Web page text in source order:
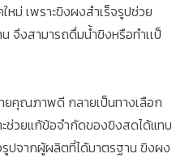
ม่ เพราะขิงผงสำเร็จรูปช่วย
น จึงสามารถดื่มน้ำขิงหรือทำเเป็
คุณภาพดี กลายเป็นทางเลือก
วยแก้ข้อจำกัดของขิงสดได้แทบ
ปจากผู้ผลิตที่ได้มาตรฐาน ขิงผง